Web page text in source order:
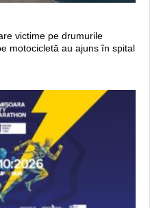
victime pe drumurile
motocicletă au ajuns în spital